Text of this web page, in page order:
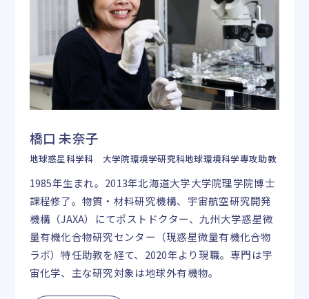
橋口 未奈子
地球惑星科学科 大学院環境学研究科地球環境科学専攻助教
1985年生まれ。2013年北海道大学大学院理学院博士
課程修了。物質・材料研究機構、宇宙航空研究開発
機構（JAXA）にてポストドクター、九州大学惑星微
量有機化合物研究センター（現惑星微量有機化合物
ラボ）特任助教を経て、2020年より現職。専門は宇
宙化学、主な研究対象は地球外有機物。